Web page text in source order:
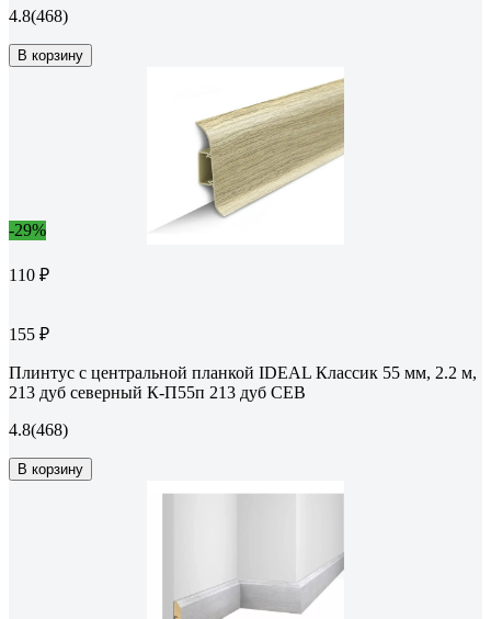
4.8(468)
В корзину
-29%
110 ₽
155 ₽
Плинтус с центральной планкой IDEAL Классик 55 мм, 2.2 м,
213 дуб северный К-П55п 213 дуб СЕВ
4.8(468)
В корзину